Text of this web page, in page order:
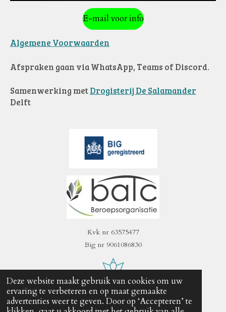
Deze website maakt gebruik van cookies om uw
ervaring te verbeteren en op maat gemaakte
advertenties weer te geven. Door op ‘Accepteren’ te
E-mail voor info
Algemene Voorwaarden
Afspraken gaan via WhatsApp, Teams of Discord.
Samenwerking metDrogisterij De Salamander
Delft
Kvk nr 63575477
Big nr 9061086830
2023 - 2025 De Heldere Maan I< ᛈ ⊵⊵⊵ᛈ ᛡᛠᚩᚾ ᚹ
Powered by JouwWeb